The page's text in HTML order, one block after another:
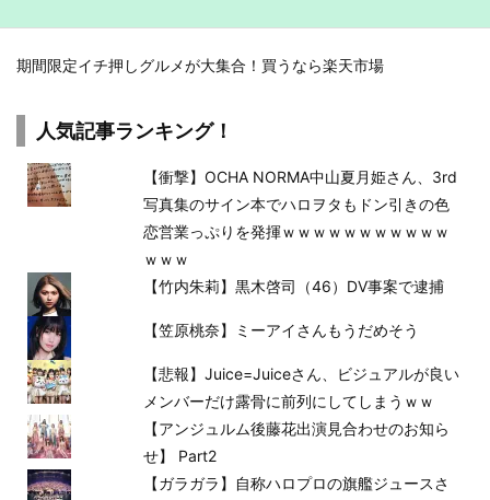
期間限定イチ押しグルメが大集合！買うなら楽天市場
人気記事ランキング！
【衝撃】OCHA NORMA中山夏月姫さん、3rd
写真集のサイン本でハロヲタもドン引きの色
恋営業っぷりを発揮ｗｗｗｗｗｗｗｗｗｗｗ
ｗｗｗ
【竹内朱莉】黒木啓司（46）DV事案で逮捕
【笠原桃奈】ミーアイさんもうだめそう
【悲報】Juice=Juiceさん、ビジュアルが良い
メンバーだけ露骨に前列にしてしまうｗｗ
【アンジュルム後藤花出演見合わせのお知ら
せ】 Part2
【ガラガラ】自称ハロプロの旗艦ジュースさ